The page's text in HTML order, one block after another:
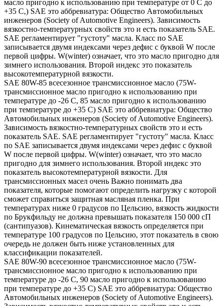
масло пригодно к использованию при температуре от 0 С до
+35 С,) SAE это аббревиатура: Общество Автомобильных
инженеров (Society of Automotive Engineers). Зависимость
вязкостно-температурных свойств это и есть показатель SAE.
SAE регламентирует "густоту" масла. Класс по SAE
записывается двумя индексами через дефис с буквой W после
первой цифры. W(winter) означает, что это масло пригодно для
зимнего использования. Второй индекс это показатель
высокотемпературной вязкости.
SAE 80W-85 всесезонное трансмиссионное масло (75W-
трансмиссионное масло пригодно к использованию при
температуре до -26 С, 85 масло пригодно к использованию
при температуре до +35 С) SAE это аббревиатура: Общество
Автомобильных инженеров (Society of Automotive Engineers).
Зависимость вязкостно-температурных свойств это и есть
показатель SAE. SAE регламентирует "густоту" масла. Класс
по SAE записывается двумя индексами через дефис с буквой
W после первой цифры. W(winter) означает, что это масло
пригодно для зимнего использования. Второй индекс это
показатель высокотемпературной вязкости. Для
трансмиссионных масел очень Важно понимать два
показателя, которые помогают определить нагрузку с которой
сможет справиться защитная масляная пленка. При
температурах ниже 0 градусов по Цельсию, вязкость жидкости
по Брукфильду не должна превышать показателя 150 000 сП
(сантипуазов). Кинематическая вязкость определяется при
температуре 100 градусов по Цельсию, этот показатель в свою
очередь не должен быть ниже установленных для
классификации показателей.
SAE 80W-90 всесезонное трансмиссионное масло (75W-
трансмиссионное масло пригодно к использованию при
температуре до -26 С, 90 масло пригодно к использованию
при температуре до +35 С) SAE это аббревиатура: Общество
Автомобильных инженеров (Society of Automotive Engineers).